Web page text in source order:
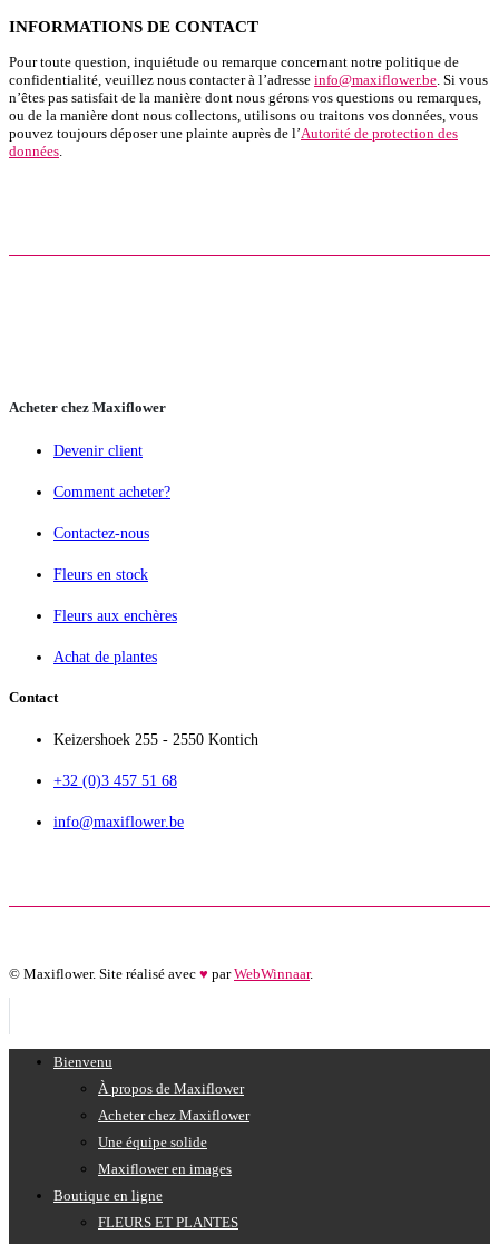
INFORMATIONS DE CONTACT
Pour toute question, inquiétude ou remarque concernant notre politique de
confidentialité, veuillez nous contacter à l’adresse info@maxiflower.be. Si vous
n’êtes pas satisfait de la manière dont nous gérons vos questions ou remarques,
ou de la manière dont nous collectons, utilisons ou traitons vos données, vous
pouvez toujours déposer une plainte auprès de l’Autorité de protection des
données.
Acheter chez Maxiflower
Devenir client
Comment acheter?
Contactez-nous
Fleurs en stock
Fleurs aux enchères
Achat de plantes
Contact
Keizershoek 255 - 2550 Kontich
+32 (0)3 457 51 68
info@maxiflower.be
© Maxiflower. Site réalisé avec ♥ parWebWinnaar.
Bienvenu
À propos de Maxiflower
Acheter chez Maxiflower
Une équipe solide
Maxiflower en images
Boutique en ligne
FLEURS ET PLANTES